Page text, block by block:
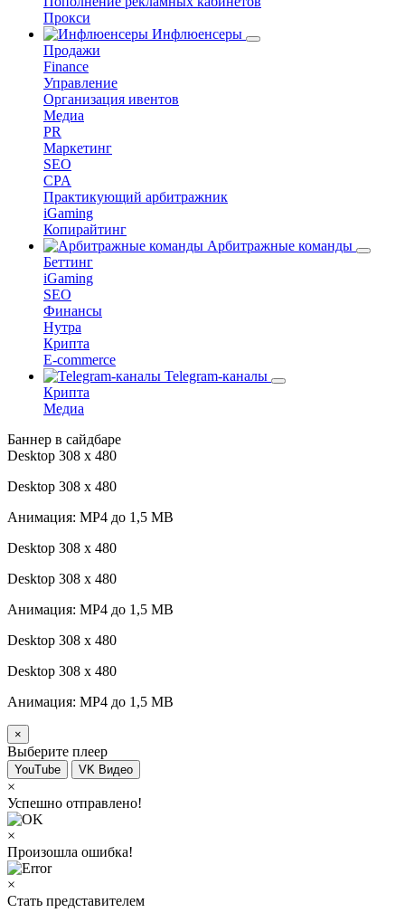
Прокси
Инфлюенсеры
Продажи
Finance
Управление
Организация ивентов
Медиа
PR
Маркетинг
SEO
CPA
Практикующий арбитражник
iGaming
Копирайтинг
Арбитражные команды
Беттинг
iGaming
SEO
Финансы
Нутра
Крипта
E-commerce
Telegram-каналы
Крипта
Медиа
Баннер в сайдбаре
Desktop 308 х 480
Desktop 308 х 480
Анимация: MP4 до 1,5 MB
Desktop 308 х 480
Desktop 308 х 480
Анимация: MP4 до 1,5 MB
Desktop 308 х 480
Desktop 308 х 480
Анимация: MP4 до 1,5 MB
×
Выберите плеер
YouTube VK Видео
×
Успешно отправлено!
×
Произошла ошибка!
×
Стать представителем